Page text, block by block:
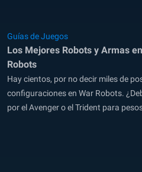
opciones de customización,
una experiencia de juego inmersiva.
luego...
Guías de Juegos
Los Mejores Robots y Armas
Robots
Hay cientos, por no decir miles de
configuraciones en War Robots.
por el Avenger o el Trident para